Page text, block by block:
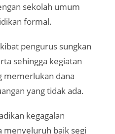
sekolah umum
formal.
pengurus sungkan
sehingga kegiatan
memerlukan dana
yang tidak ada.
kegagalan
menyeluruh baik segi